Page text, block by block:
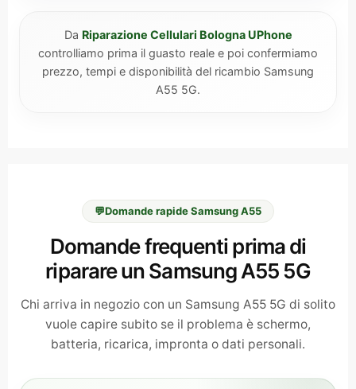
Da Riparazione Cellulari Bologna UPhone
controlliamo prima il guasto reale e poi confermiamo
prezzo, tempi e disponibilità del ricambio Samsung
A55 5G.
💬Domande rapide Samsung A55
Domande frequenti prima di
riparare un Samsung A55 5G
Chi arriva in negozio con un Samsung A55 5G di solito
vuole capire subito se il problema è schermo,
batteria, ricarica, impronta o dati personali.